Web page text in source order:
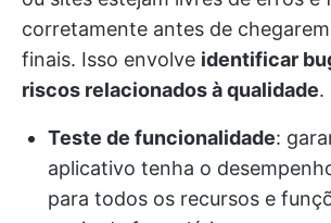
corretamente antes de
finais. Isso envolve identificar
riscos relacionados à qualidade.
Teste de funcionalidade:
aplicativo tenha o
para todos os recursos e